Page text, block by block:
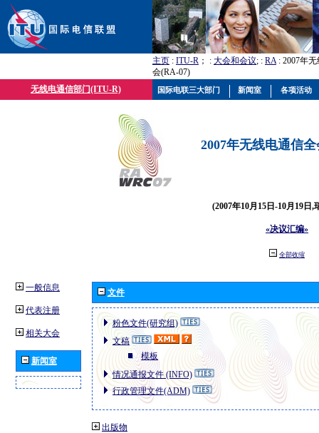
主页 : ITU-R ； : 大会和会议; : RA: 2007年
会(RA-07)
无线电通信部门(ITU-R)
2007年无线电通信
(2007年10月15日-10月19日,
«决议汇编»
全部收缩
一般信息
代表注册
相关大会
新闻室
文件
粉色文件(研究组)
文稿
模板
情况通报文件 (INFO)
行政管理文件(ADM)
出版物
国际电联三大部门 新闻室 各项活动